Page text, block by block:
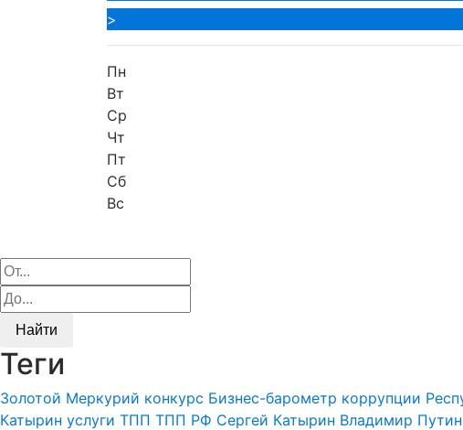
>
Пн
Вт
Ср
Чт
Пт
Сб
Вс
Найти
Теги
Золотой Меркурий конкурс Бизнес-барометр коррупции
Катырин услуги ТПП ТПП РФ Сергей Катырин Владимир Путин